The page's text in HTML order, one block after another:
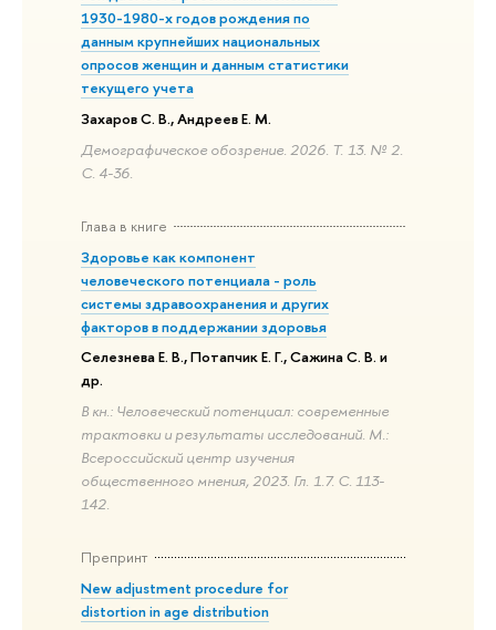
1930-1980-х годов рождения по
данным крупнейших национальных
опросов женщин и данным статистики
текущего учета
Захаров С. В., Андреев Е. М.
Демографическое обозрение. 2026. Т. 13. № 2.
С. 4-36.
Глава в книге
Здоровье как компонент
человеческого потенциала - роль
системы здравоохранения и других
факторов в поддержании здоровья
Селезнева Е. В., Потапчик Е. Г., Сажина С. В. и
др.
В кн.: Человеческий потенциал: современные
трактовки и результаты исследований. М.:
Всероссийский центр изучения
общественного мнения, 2023. Гл. 1.7. С. 113-
142.
Препринт
New adjustment procedure for
distortion in age distribution